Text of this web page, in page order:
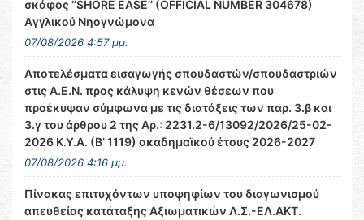
σκάφος ‘’SHORE EASE’’ (OFFICIAL NUMBER 304678)
Αγγλικού Νηογνώμονα
07/08/2026 4:57 μμ.
Αποτελέσματα εισαγωγής σπουδαστών/σπουδαστριών
στις Α.Ε.Ν. προς κάλυψη κενών θέσεων που
προέκυψαν σύμφωνα με τις διατάξεις των παρ. 3.β και
3.γ του άρθρου 2 της Αρ.: 2231.2-6/13092/2026/25-02-
2026 Κ.Υ.Α. (Β’ 1119) ακαδημαϊκού έτους 2026-2027
07/08/2026 4:16 μμ.
Πίνακας επιτυχόντων υποψηφίων του διαγωνισμού
απευθείας κατάταξης Αξιωματικών Λ.Σ.-ΕΛ.ΑΚΤ.